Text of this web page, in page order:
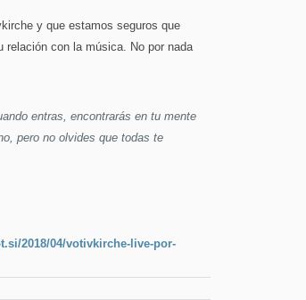
y que estamos seguros que
con la música. No por nada
entras, encontrarás en tu mente
pero no olvides que todas te
2018/04/votivkirche-live-por-